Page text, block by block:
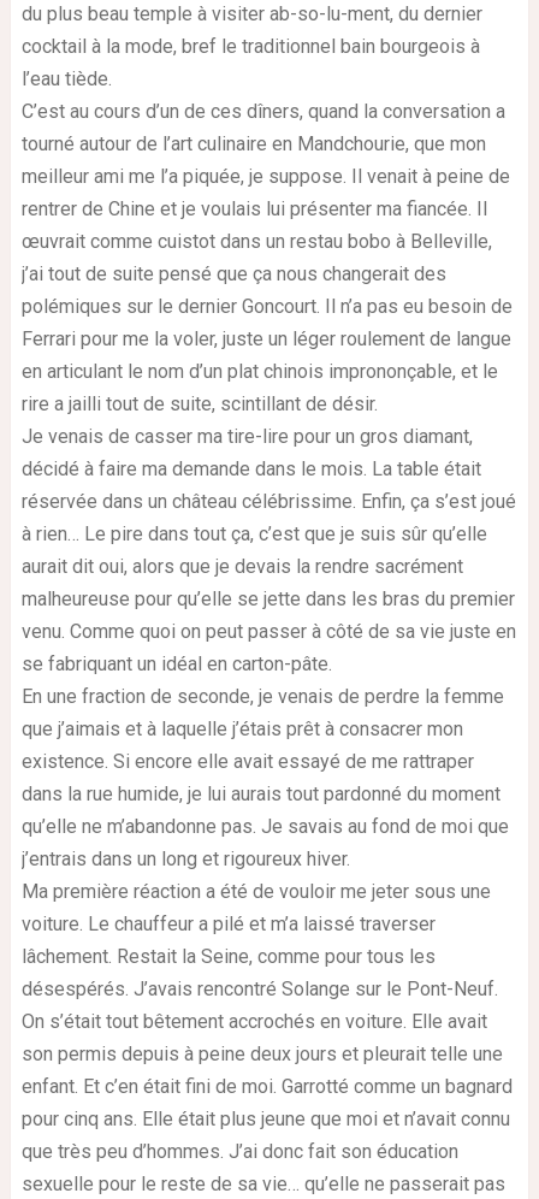
du plus beau temple à visiter ab-so-lu-ment, du dernier
cocktail à la mode, bref le traditionnel bain bourgeois à
l’eau tiède.
C’est au cours d’un de ces dîners, quand la conversation a
tourné autour de l’art culinaire en Mandchourie, que mon
meilleur ami me l’a piquée, je suppose. Il venait à peine de
rentrer de Chine et je voulais lui présenter ma fiancée. Il
œuvrait comme cuistot dans un restau bobo à Belleville,
j’ai tout de suite pensé que ça nous changerait des
polémiques sur le dernier Goncourt. Il n’a pas eu besoin de
Ferrari pour me la voler, juste un léger roulement de langue
en articulant le nom d’un plat chinois imprononçable, et le
rire a jailli tout de suite, scintillant de désir.
Je venais de casser ma tire-lire pour un gros diamant,
décidé à faire ma demande dans le mois. La table était
réservée dans un château célébrissime. Enfin, ça s’est joué
à rien… Le pire dans tout ça, c’est que je suis sûr qu’elle
aurait dit oui, alors que je devais la rendre sacrément
malheureuse pour qu’elle se jette dans les bras du premier
venu. Comme quoi on peut passer à côté de sa vie juste en
se fabriquant un idéal en carton-pâte.
En une fraction de seconde, je venais de perdre la femme
que j’aimais et à laquelle j’étais prêt à consacrer mon
existence. Si encore elle avait essayé de me rattraper
dans la rue humide, je lui aurais tout pardonné du moment
qu’elle ne m’abandonne pas. Je savais au fond de moi que
j’entrais dans un long et rigoureux hiver.
Ma première réaction a été de vouloir me jeter sous une
voiture. Le chauffeur a pilé et m’a laissé traverser
lâchement. Restait la Seine, comme pour tous les
désespérés. J’avais rencontré Solange sur le Pont-Neuf.
On s’était tout bêtement accrochés en voiture. Elle avait
son permis depuis à peine deux jours et pleurait telle une
enfant. Et c’en était fini de moi. Garrotté comme un bagnard
pour cinq ans. Elle était plus jeune que moi et n’avait connu
que très peu d’hommes. J’ai donc fait son éducation
sexuelle pour le reste de sa vie… qu’elle ne passerait pas